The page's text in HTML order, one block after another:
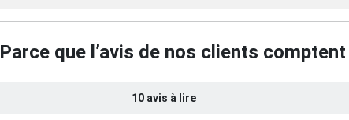
Parce que l’avis de nos clients comptent
10 avis à lire